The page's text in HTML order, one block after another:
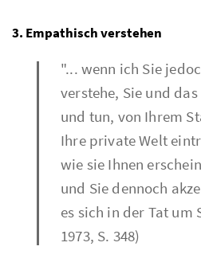
3. Empathisch verstehen
"... wenn ich Sie
verstehe, Sie und
und tun, von Ihrem
Ihre private Welt
wie sie Ihnen
und Sie dennoch
es sich in der Tat um
1973, S. 348)